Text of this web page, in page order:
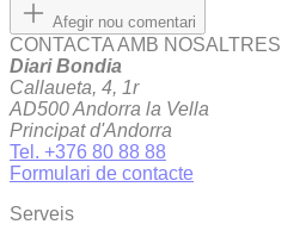
Afegir nou comentari
CONTACTA AMB NOSALTRES
Diari Bondia
Callaueta, 4, 1r
AD500 Andorra la Vella
Principat d'Andorra
Tel. +376 80 88 88
Formulari de contacte
Serveis